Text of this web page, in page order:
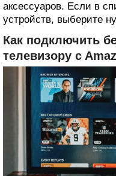
аксессуаров. Если в
устройств, выберите
Как подключить
телевизору c